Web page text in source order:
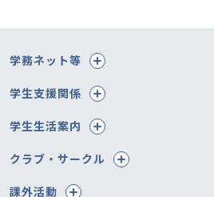
学務ネット等
学生支援関係
学生生活案内
クラブ・サークル
課外活動